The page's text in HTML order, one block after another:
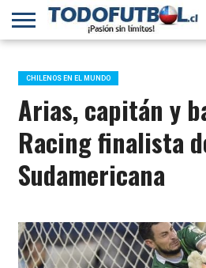
PRIMERA
B
SELECCIÓN
CHILENA
CHILENOS
EN EL
MUNDO
FÚTBOL
INTERNACIONAL
CHILENOS EN EL MUNDO
Arias, capitán y
Racing finalista
Sudamericana